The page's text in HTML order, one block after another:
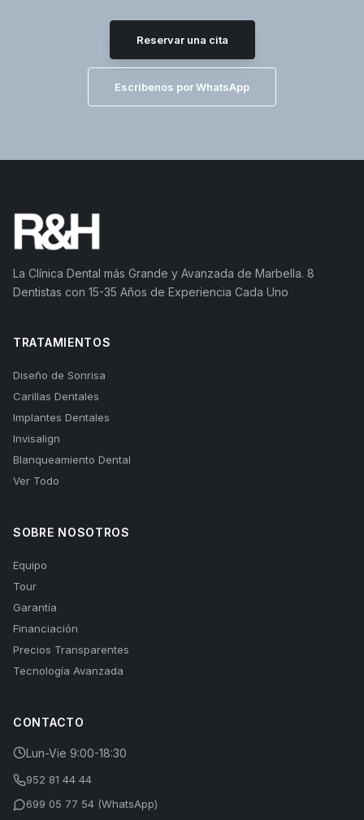
Reservar una cita
Escríbenos por WhatsApp
La Clínica Dental más Grande y Avanzada de Marbella. 8
Dentistas con 15-35 Años de Experiencia Cada Uno
TRATAMIENTOS
Diseño de Sonrisa
Carillas Dentales
Implantes Dentales
Invisalign
Blanqueamiento Dental
Ver Todo
SOBRE NOSOTROS
Equipo
Tour
Garantía
Financiación
Precios Transparentes
Tecnología Avanzada
CONTACTO
Lun-Vie 9:00-18:30
952 81 44 44
699 05 77 54 (WhatsApp)